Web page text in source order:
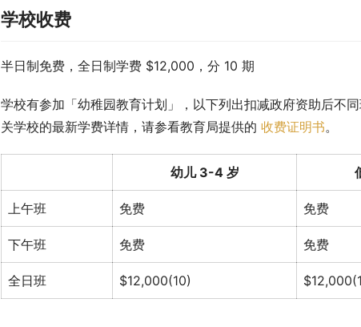
学校收费
半日制免费，全日制学费 $12,000，分 10 期
学校有参加「幼稚园教育计划」，以下列出扣减政府资助后不
关学校的最新学费详情，请参看教育局提供的 收费证明书。
幼儿 3-4 岁
上午班 免费 免费
下午班 免费 免费
全日班 $12,000(10)